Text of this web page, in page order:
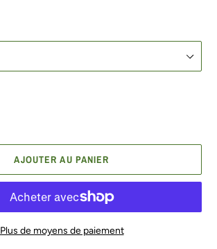
AJOUTER AU PANIER
Plus de moyens de paiement